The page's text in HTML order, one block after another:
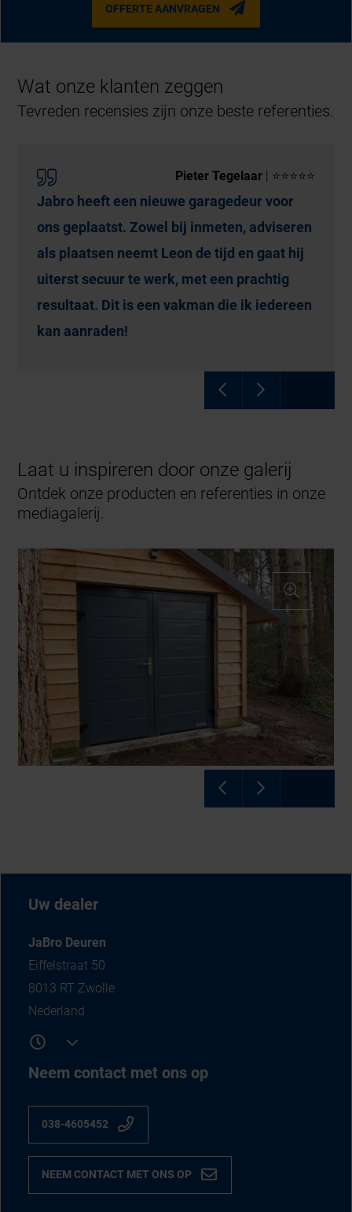
OFFERTE AANVRAGEN
Wat onze klanten zeggen
Tevreden recensies zijn onze beste referenties.
Pieter Tegelaar | ⭐⭐⭐⭐⭐
Jabro heeft een nieuwe garagedeur voor
ons geplaatst. Zowel bij inmeten, adviseren
als plaatsen neemt Leon de tijd en gaat hij
uiterst secuur te werk, met een prachtig
resultaat. Dit is een vakman die ik iedereen
kan aanraden!
Laat u inspireren door onze galerij
Ontdek onze producten en referenties in onze
mediagalerij.
Uw dealer
JaBro Deuren
Eiffelstraat 50
8013 RT Zwolle
Nederland
Neem contact met ons op
038-4605452
NEEM CONTACT MET ONS OP